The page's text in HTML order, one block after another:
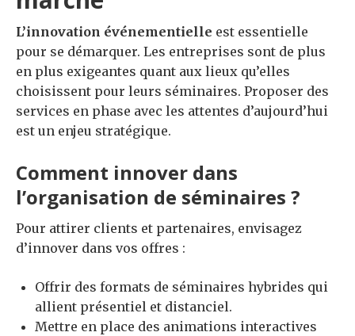
L’innovation événementielle est essentielle
pour se démarquer. Les entreprises sont de plus
en plus exigeantes quant aux lieux qu’elles
choisissent pour leurs séminaires. Proposer des
services en phase avec les attentes d’aujourd’hui
est un enjeu stratégique.
Comment innover dans
l’organisation de séminaires ?
Pour attirer clients et partenaires, envisagez
d’innover dans vos offres :
Offrir des formats de séminaires hybrides qui
allient présentiel et distanciel.
Mettre en place des animations interactives